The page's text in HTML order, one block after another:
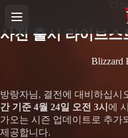
디
사전 출시 라이브
Blizzard
방랑자님, 결전에 대비하십시
간 기준 4월 24일 오전 3시 에
가오는 시즌 업데이트로 추가
제공합니다.